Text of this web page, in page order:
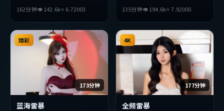
美等主演。影片在叙事与视听上
力求突破，探讨人性与抉择，节
奏张弛有度，适合喜欢该类型的
观众完整观看。
162分钟👁142.6k⭐ 6.72003
主演。影片在叙事与视听上力求
突破，探讨人性与抉择，节奏张
弛有度，适合喜欢该类型的观众
完整观看。
135分钟👁194.6k⭐7.92000
173分钟
臻彩
蓝海雷暴
177分钟
4K
全频雷暴